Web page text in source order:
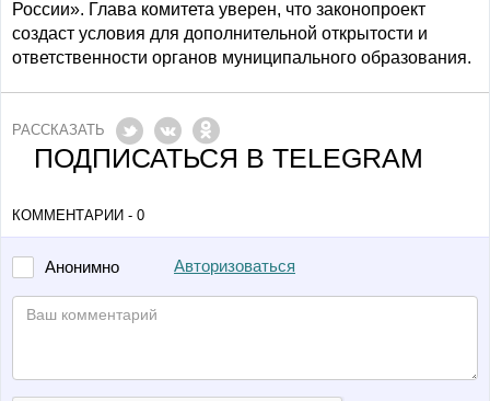
России». Глава комитета уверен, что законопроект
создаст условия для дополнительной открытости и
ответственности органов муниципального образования.
РАССКАЗАТЬ
ПОДПИСАТЬСЯ В TELEGRAM
КОММЕНТАРИИ - 0
Анонимно Авторизоваться